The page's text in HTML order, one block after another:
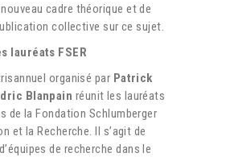
cadre théorique etde
collective sur ce sujet.
lauréats FSER
organisé par Patrick
Blanpain réunit les lauréats
de la Fondation Schlumberger
et la Recherche. Il s’agit de
de recherche dans le